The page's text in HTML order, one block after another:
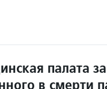
палата
в смерти